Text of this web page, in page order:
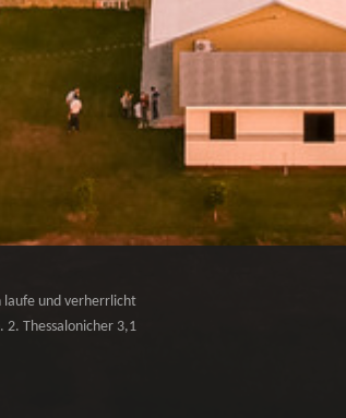
laufe und verherrlicht
2. Thessalonicher 3,1